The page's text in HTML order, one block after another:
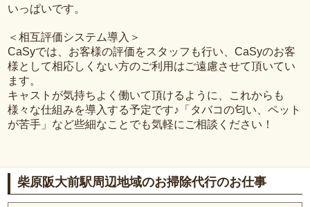
いっぱいです。
＜相互評価システム導入＞
CaSyでは、お客様の評価をスタッフも行い、CaSyのお客
様として相応しくない方のご利用はご遠慮させて頂いてい
ます。
キャストが気持ちよく働いて頂けるように、これからも
様々な仕組みを導入する予定です♪「タバコの匂い、ペット
が苦手」など些細なことでも気軽にご相談ください！
柴原阪大前駅周辺地域のお掃除代行のお仕事